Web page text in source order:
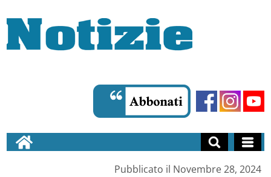
Pubblicato il Novembre 28, 2024